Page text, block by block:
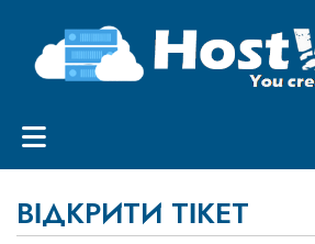
ВІДКРИТИ ТІКЕТ